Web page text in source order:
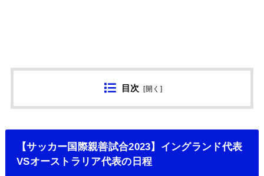
目次 [開く ]
【サッカー国際親善試合2023】イングランド代表
VSオーストラリア代表の日程